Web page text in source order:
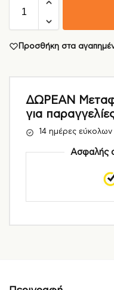
Προσθήκη στα
ΔΩΡΕΑΝ
για
14 ημέρες
Ασφαλής